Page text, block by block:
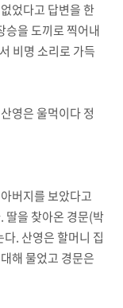
었다고 답변을 한
승을 도끼로 찍어내
비명 소리로 가득
영은 울먹이다 정
버지를 보았다고
딸을 찾아온 경문(박
. 산영은 할머니 집
해 물었고 경문은